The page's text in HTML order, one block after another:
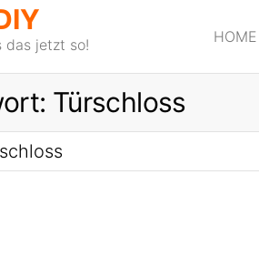
das jetzt so! HOME
Türschloss